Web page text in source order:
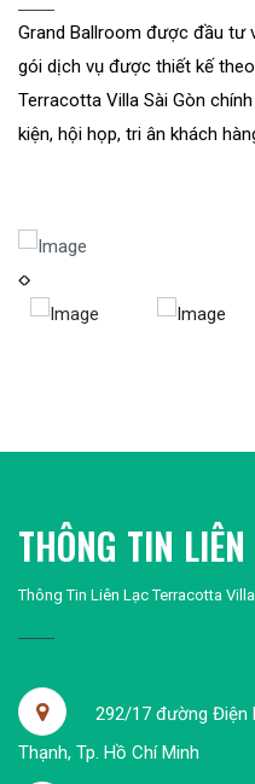
Grand Ballroom được đầu tư
gói dịch vụ được thiết kế
Terracotta Villa Sài Gòn
kiện, hội họp, tri ân khách
THÔNG TIN
Thông Tin Liên Lạc Terracotta
292/17 đường Điện
Thạnh, Tp. Hồ Chí Minh